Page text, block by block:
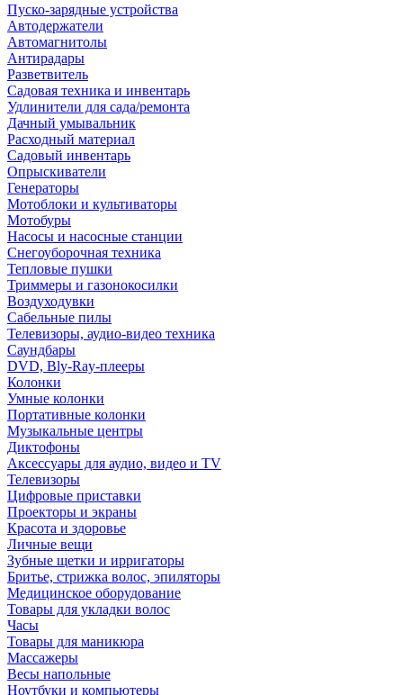
Пуско-зарядные устройства
Автодержатели
Автомагнитолы
Антирадары
Разветвитель
Садовая техника и инвентарь
Удлинители для сада/ремонта
Дачный умывальник
Расходный материал
Садовый инвентарь
Опрыскиватели
Генераторы
Мотоблоки и культиваторы
Мотобуры
Насосы и насосные станции
Снегоуборочная техника
Тепловые пушки
Триммеры и газонокосилки
Воздуходувки
Сабельные пилы
Телевизоры, аудио-видео техника
Саундбары
DVD, Bly-Ray-плееры
Колонки
Умные колонки
Портативные колонки
Музыкальные центры
Диктофоны
Аксессуары для аудио, видео и TV
Телевизоры
Цифровые приставки
Проекторы и экраны
Красота и здоровье
Личные вещи
Зубные щетки и ирригаторы
Бритье, стрижка волос, эпиляторы
Медицинское оборудование
Товары для укладки волос
Часы
Товары для маникюра
Массажеры
Весы напольные
Ноутбуки и компьютеры